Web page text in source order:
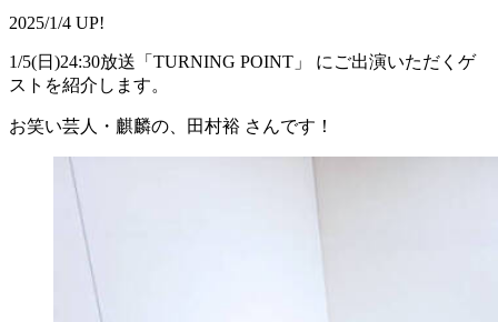
2025/1/4 UP!
1/5(日)24:30放送「TURNING POINT」 にご出演いただくゲ
ストを紹介します。
お笑い芸人・麒麟の、田村裕 さんです！